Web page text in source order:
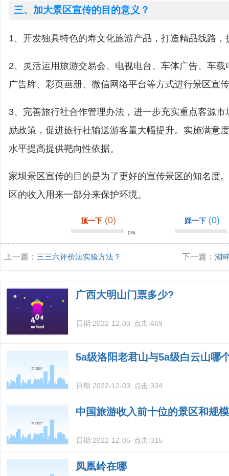
三、加大景区宣传的目的意义？
1、开发独具特色的寿文化旅游产品，打造精品线路，
2、灵活运用旅游交易会、电视电台、车体广告、车
广告牌、彩页画册、微信网络平台等方式进行景区宣
3、完善旅行社合作管理办法，进一步充实重点客源
励政策，促进旅行社输送游客量大幅提升。实施满意
水平提高提供靶向性依据。
家坝景区宣传的目的是为了更好的宣传景区的知名度
区的收入用来一部分来保护环境。
顶一下 (0)
0%
踩一下 (0)
上一篇： 三三六评价法实验方法？ 下一篇：湖
广西大明山门票多少?
日期:2022-12-03 点击:469
5a级洛阳老君山与5a级白云山哪
日期:2022-12-03 点击:334
中国旅游收入前十位的景区和规
日期:2022-12-05 点击:315
凤凰岭在哪